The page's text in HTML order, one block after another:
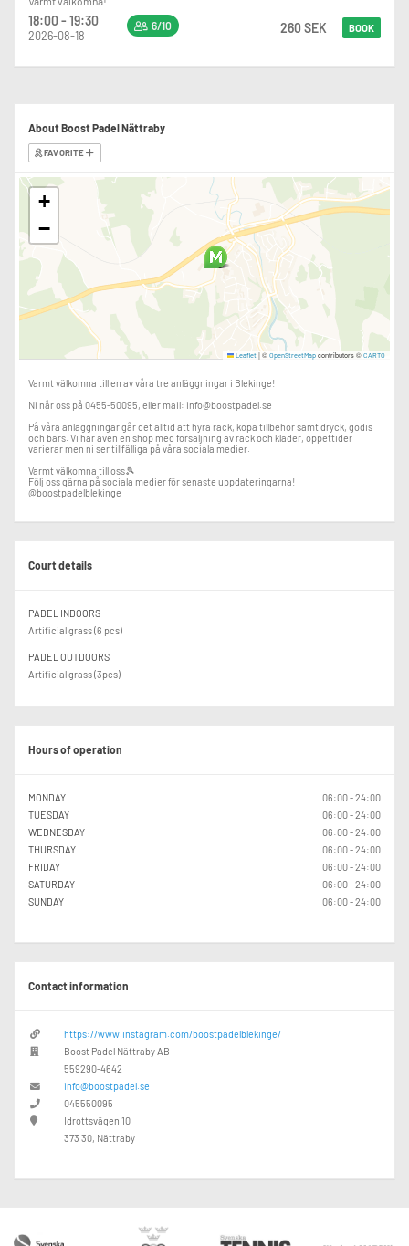
18:00 - 19:30
2026-08-18
6/10 260 SEK BOOK
About Boost Padel Nättraby
FAVORITE
+
−
Leaflet |© OpenStreetMap contributors © CARTO
Varmt välkomna till en av våra tre anläggningar i Blekinge!
Ni når oss på 0455-50095, eller mail: info@boostpadel.se
På våra anläggningar går det alltid att hyra rack, köpa tillbehör samt dryck, godis
och bars. Vi har även en shop med försäljning av rack och kläder, öppettider
varierar men ni ser tillfälliga på våra sociala medier.
Varmt välkomna till oss🎾
Följ oss gärna på sociala medier för senaste uppdateringarna!
@boostpadelblekinge
Court details
PADEL INDOORS
Artificial grass (6 pcs)
PADEL OUTDOORS
Artificial grass (3pcs)
Hours of operation
MONDAY
06:00 - 24:00
TUESDAY
06:00 - 24:00
WEDNESDAY
06:00 - 24:00
THURSDAY
06:00 - 24:00
FRIDAY
06:00 - 24:00
SATURDAY
06:00 - 24:00
SUNDAY
06:00 - 24:00
Contact information
https://www.instagram.com/boostpadelblekinge/
Boost Padel Nättraby AB
559290-4642
info@boostpadel.se
045550095
Idrottsvägen 10
373 30, Nättraby